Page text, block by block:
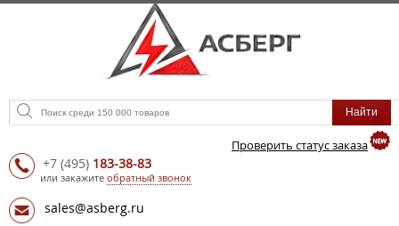
Проверить статус заказа
+7 (495) 183-38-83
или закажите обратный звонок
sales@asberg.ru